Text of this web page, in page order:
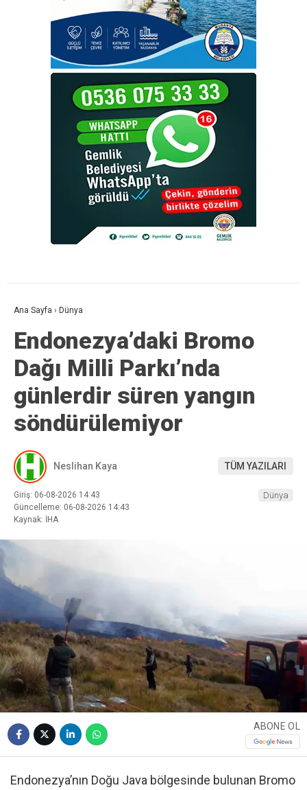
Ana Sayfa › Dünya
Endonezya’daki Bromo
Dağı Milli Parkı’nda
günlerdir süren yangın
söndürülemiyor
Neslihan Kaya TÜM YAZILARI
Giriş: 06-08-2026 14:43
Güncelleme: 06-08-2026 14:43
Kaynak: İHA
Dünya
ABONE OL
Endonezya’nın Doğu Java bölgesinde bulunan Bromo